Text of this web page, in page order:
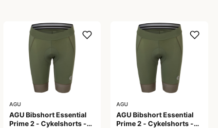
AGU
AGU Bibshort Essential
Prime 2 - Cykelshorts -
AGU
AGU Bibshort Essential
Prime 2 - Cykelshorts -